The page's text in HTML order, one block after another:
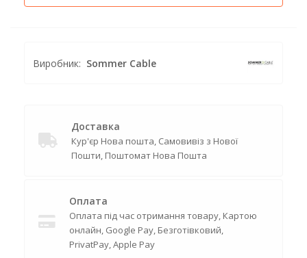
Виробник: Sommer Cable
Доставка
Кур'єр Нова пошта, Самовивіз з Нової
Пошти, Поштомат Нова Пошта
Оплата
Оплата під час отримання товару, Картою
онлайн, Google Pay, Безготівковий,
PrivatPay, Apple Pay